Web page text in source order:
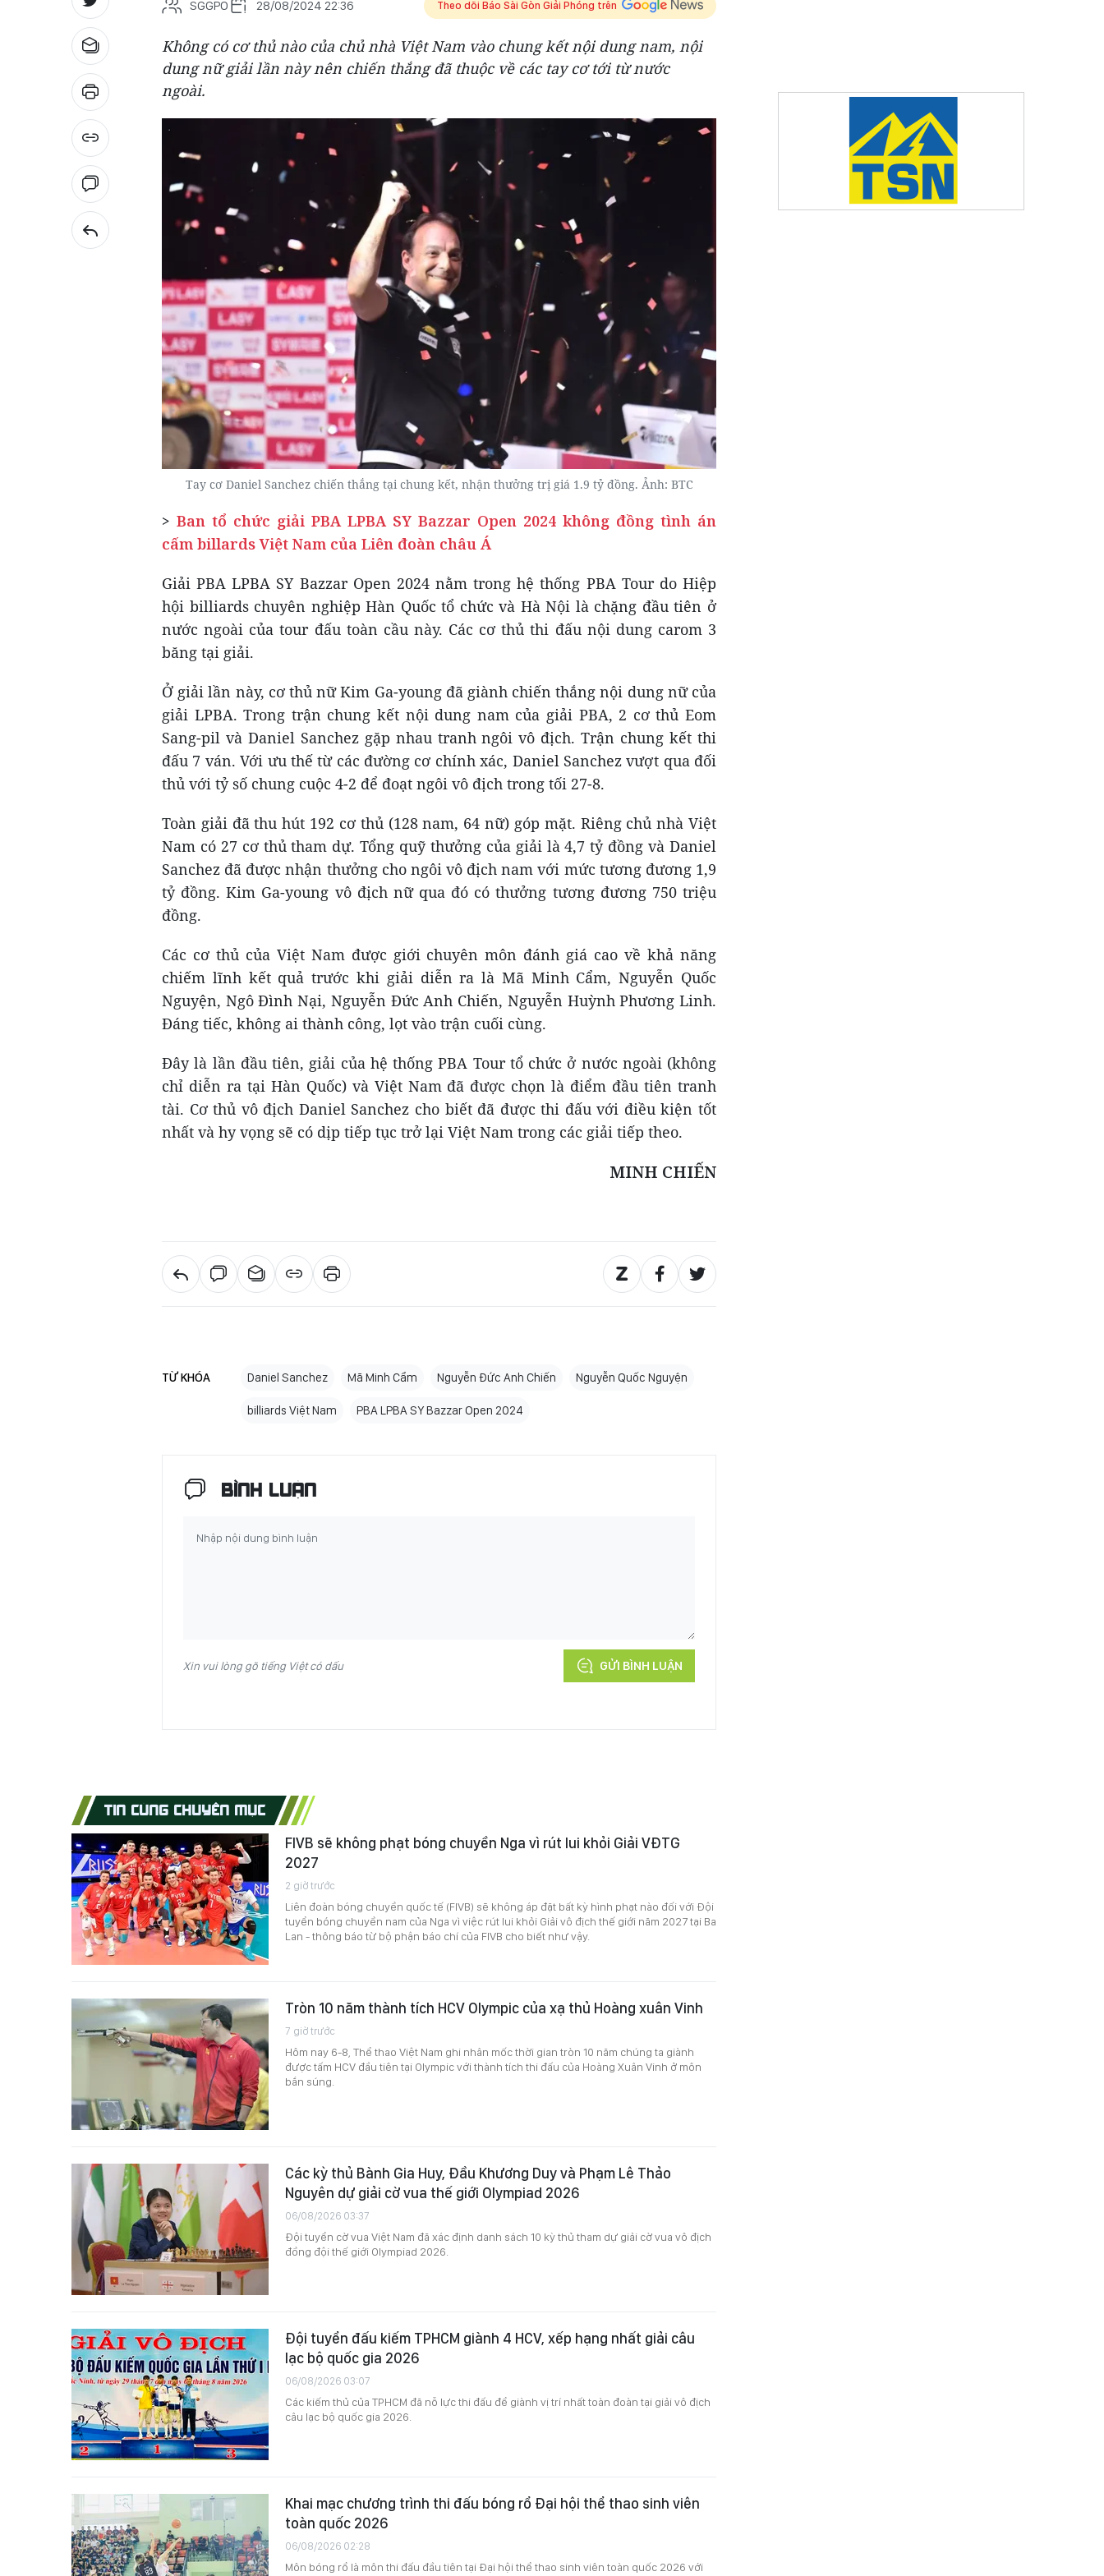
SGGPO 28/08/2024 22:36 Theo dõi Báo Sài Gòn Giải Phóng trên
Không có cơ thủ nào của chủ nhà Việt Nam vào chung kết nội dung nam, nội
dung nữ giải lần này nên chiến thắng đã thuộc về các tay cơ tới từ nước
ngoài.
Tay cơ Daniel Sanchez chiến thắng tại chung kết, nhận thưởng trị giá 1.9 tỷ đồng. Ảnh: BTC
> Ban tổ chức giải PBA LPBA SY Bazzar Open 2024 không đồng tình án
cấm billards Việt Nam của Liên đoàn châu Á
Giải PBA LPBA SY Bazzar Open 2024 nằm trong hệ thống PBA Tour do Hiệp
hội billiards chuyên nghiệp Hàn Quốc tổ chức và Hà Nội là chặng đầu tiên ở
nước ngoài của tour đấu toàn cầu này. Các cơ thủ thi đấu nội dung carom 3
băng tại giải.
Ở giải lần này, cơ thủ nữ Kim Ga-young đã giành chiến thắng nội dung nữ của
giải LPBA. Trong trận chung kết nội dung nam của giải PBA, 2 cơ thủ Eom
Sang-pil và Daniel Sanchez gặp nhau tranh ngôi vô địch. Trận chung kết thi
đấu 7 ván. Với ưu thế từ các đường cơ chính xác, Daniel Sanchez vượt qua đối
thủ với tỷ số chung cuộc 4-2 để đoạt ngôi vô địch trong tối 27-8.
Toàn giải đã thu hút 192 cơ thủ (128 nam, 64 nữ) góp mặt. Riêng chủ nhà Việt
Nam có 27 cơ thủ tham dự. Tổng quỹ thưởng của giải là 4,7 tỷ đồng và Daniel
Sanchez đã được nhận thưởng cho ngôi vô địch nam với mức tương đương 1,9
tỷ đồng. Kim Ga-young vô địch nữ qua đó có thưởng tương đương 750 triệu
đồng.
Các cơ thủ của Việt Nam được giới chuyên môn đánh giá cao về khả năng
chiếm lĩnh kết quả trước khi giải diễn ra là Mã Minh Cẩm, Nguyễn Quốc
Nguyện, Ngô Đình Nại, Nguyễn Đức Anh Chiến, Nguyễn Huỳnh Phương Linh.
Đáng tiếc, không ai thành công, lọt vào trận cuối cùng.
Đây là lần đầu tiên, giải của hệ thống PBA Tour tổ chức ở nước ngoài (không
chỉ diễn ra tại Hàn Quốc) và Việt Nam đã được chọn là điểm đầu tiên tranh
tài. Cơ thủ vô địch Daniel Sanchez cho biết đã được thi đấu với điều kiện tốt
nhất và hy vọng sẽ có dịp tiếp tục trở lại Việt Nam trong các giải tiếp theo.
MINH CHIẾN
TỪ KHÓA Daniel Sanchez Mã Minh Cẩm Nguyễn Đức Anh Chiến Nguyễn Quốc Nguyện
billiards Việt Nam PBA LPBA SY Bazzar Open 2024
BÌNH LUẬN
Xin vui lòng gõ tiếng Việt có dấu GỬI BÌNH LUẬN
TIN CÙNG CHUYÊN MỤC
FIVB sẽ không phạt bóng chuyền Nga vì rút lui khỏi Giải VĐTG
2027
2 giờ trước
Liên đoàn bóng chuyền quốc tế (FIVB) sẽ không áp đặt bất kỳ hình phạt nào đối với Đội
tuyển bóng chuyền nam của Nga vì việc rút lui khỏi Giải vô địch thế giới năm 2027 tại Ba
Lan - thông báo từ bộ phận báo chí của FIVB cho biết như vậy.
Tròn 10 năm thành tích HCV Olympic của xạ thủ Hoàng xuân Vinh
7 giờ trước
Hôm nay 6-8, Thể thao Việt Nam ghi nhân mốc thời gian tròn 10 năm chúng ta giành
được tấm HCV đầu tiên tại Olympic với thành tích thi đấu của Hoàng Xuân Vinh ở môn
bắn súng.
Các kỳ thủ Bành Gia Huy, Đầu Khương Duy và Phạm Lê Thảo
Nguyên dự giải cờ vua thế giới Olympiad 2026
06/08/2026 03:37
Đội tuyển cờ vua Việt Nam đã xác định danh sách 10 kỳ thủ tham dự giải cờ vua vô địch
đồng đội thế giới Olympiad 2026.
Đội tuyển đấu kiếm TPHCM giành 4 HCV, xếp hạng nhất giải câu
lạc bộ quốc gia 2026
06/08/2026 03:07
Các kiếm thủ của TPHCM đã nỗ lực thi đấu để giành vị trí nhất toàn đoàn tại giải vô địch
câu lạc bộ quốc gia 2026.
Khai mạc chương trình thi đấu bóng rổ Đại hội thể thao sinh viên
toàn quốc 2026
06/08/2026 02:28
Môn bóng rổ là môn thi đấu đầu tiên tại Đại hội thể thao sinh viên toàn quốc 2026 với